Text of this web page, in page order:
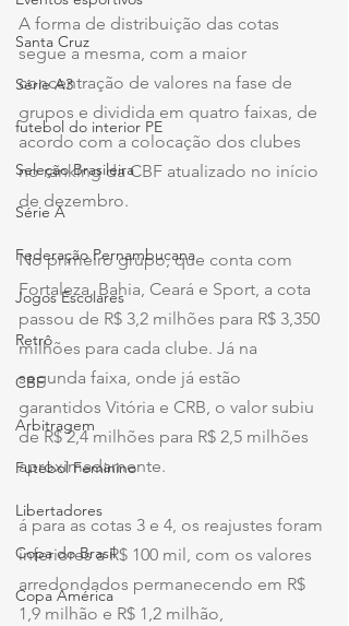
Santa Cruz
Série A3
futebol do interior PE
Seleção Brasileira
Série A
Federação Pernambucana
Jogos Escolares
Retrô
CBF
Arbitragem
Futebol Feminino
Libertadores
Copa do Brasil
Copa América
A forma de distribuição das cotas
segue a mesma, com a maior
concentração de valores na fase de
grupos e dividida em quatro faixas, de
acordo com a colocação dos clubes
no ranking da CBF atualizado no início
de dezembro.
No primeiro grupo, que conta com
Fortaleza, Bahia, Ceará e Sport, a cota
passou de R$ 3,2 milhões para R$ 3,350
milhões para cada clube. Já na
segunda faixa, onde já estão
garantidos Vitória e CRB, o valor subiu
de R$ 2,4 milhões para R$ 2,5 milhões
aproximadamente.
á para as cotas 3 e 4, os reajustes foram
inferiores a R$ 100 mil, com os valores
arredondados permanecendo em R$
1,9 milhão e R$ 1,2 milhão,